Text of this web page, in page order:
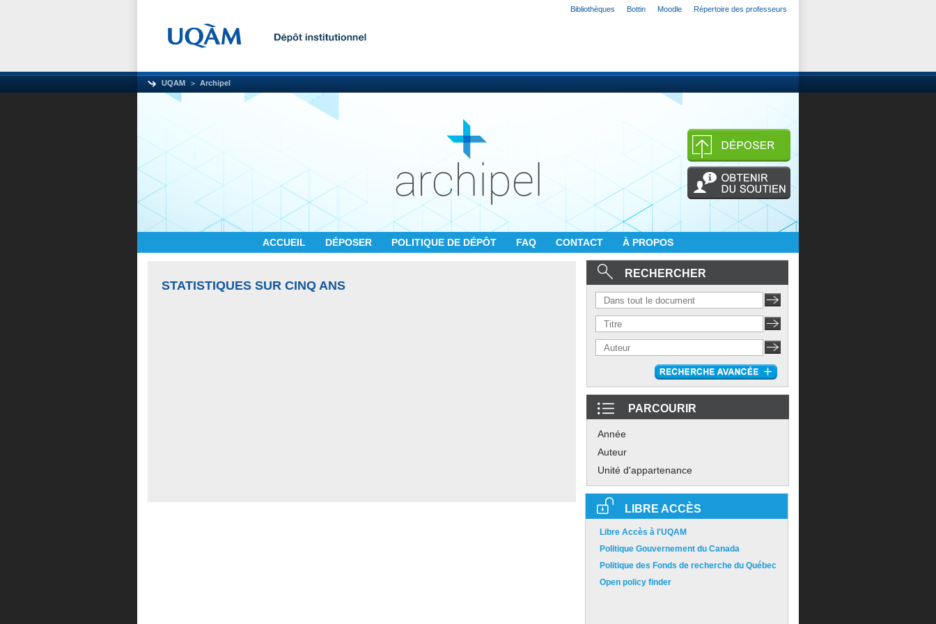
Bibliothèques Bottin Moodle Répertoire des professeurs
UQAM Archipel
ACCUEIL DÉPOSER POLITIQUE DE DÉPÔT FAQ CONTACT À PROPOS
STATISTIQUES SUR CINQ ANS
RECHERCHER
PARCOURIR
Année
Auteur
Unité d'appartenance
LIBRE ACCÈS
Libre Accès à l'UQAM
Politique Gouvernement du Canada
Politique des Fonds de recherche du Québec
Open policy finder